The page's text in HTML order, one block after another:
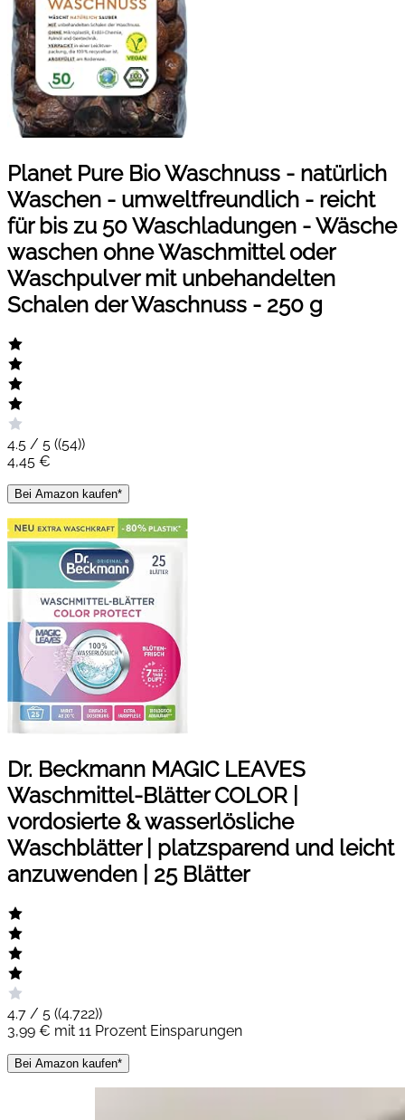
Planet Pure Bio Waschnuss - natürlich
Waschen - umweltfreundlich - reicht
für bis zu 50 Waschladungen - Wäsche
waschen ohne Waschmittel oder
Waschpulver mit unbehandelten
Schalen der Waschnuss - 250 g
4.5 / 5 ((54))
4,45 €
Bei Amazon kaufen*
Dr. Beckmann MAGIC LEAVES
Waschmittel-Blätter COLOR |
vordosierte & wasserlösliche
Waschblätter | platzsparend und leicht
anzuwenden | 25 Blätter
4.7 / 5 ((4.722))
3,99 € mit 11 Prozent Einsparungen
Bei Amazon kaufen*